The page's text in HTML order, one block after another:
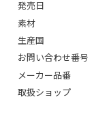
発売日
素材
生産国
お問い合わせ番号
メーカー品番
取扱ショップ